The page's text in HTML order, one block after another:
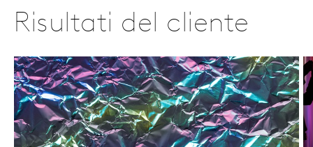
Risultati del cliente